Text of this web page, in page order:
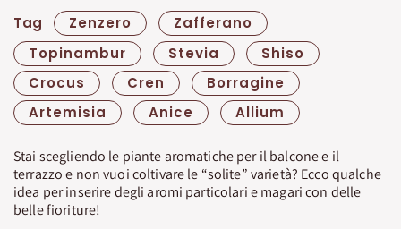
Tag Zenzero
Zafferano
Topinambur
Stevia
Shiso
Crocus
Cren
Borragine
Artemisia
Anice Allium
Stai scegliendo le piante aromatiche per il balcone e il
terrazzo e non vuoi coltivare le “solite” varietà? Ecco qualche
idea per inserire degli aromi particolari e magari con delle
belle fioriture!